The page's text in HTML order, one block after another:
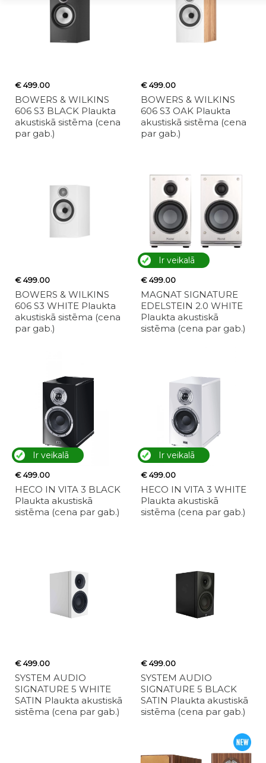
€ 499.00
BOWERS & WILKINS
606 S3 BLACK Plaukta
akustiskā sistēma (cena
par gab.)
€ 499.00
BOWERS & WILKINS
606 S3 OAK Plaukta
akustiskā sistēma (cena
par gab.)
€ 499.00
BOWERS & WILKINS
606 S3 WHITE Plaukta
akustiskā sistēma (cena
par gab.)
Ir veikalā
€ 499.00
MAGNAT SIGNATURE
EDELSTEIN 2.0 WHITE
Plaukta akustiskā
sistēma (cena par gab.)
Ir veikalā
€ 499.00
HECO IN VITA 3 BLACK
Plaukta akustiskā
sistēma (cena par gab.)
Ir veikalā
€ 499.00
HECO IN VITA 3 WHITE
Plaukta akustiskā
sistēma (cena par gab.)
€ 499.00
SYSTEM AUDIO
SIGNATURE 5 WHITE
SATIN Plaukta akustiskā
sistēma (cena par gab.)
€ 499.00
SYSTEM AUDIO
SIGNATURE 5 BLACK
SATIN Plaukta akustiskā
sistēma (cena par gab.)